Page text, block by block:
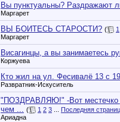
Вы пунктуальны? Раздражают
Маргарет
ВЫ БОИТЕСЬ СТАРОСТИ? ( 1
Маргарет
Висагинцы, а вы занимаетесь
Коржуева
Кто жил на ул. Фесивалё 13 с
Развратник-Искуситель
"ПОЗДРАВЛЯЮ!" -Вот местечко
чем ... ( 1 2 3 Последняя
Ариадна